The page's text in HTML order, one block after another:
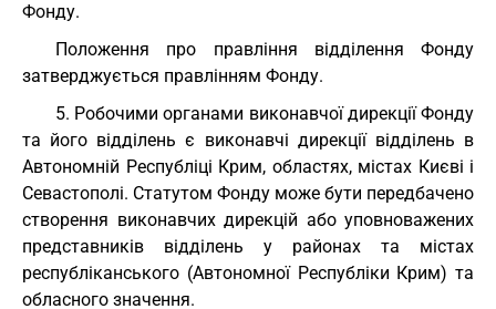
Фонду.
Положення про правління відділення Фонду
затверджується правлінням Фонду.
5. Робочими органами виконавчої дирекції Фонду
та його відділень є виконавчі дирекції відділень в
Автономній Республіці Крим, областях, містах Києві і
Севастополі. Статутом Фонду може бути передбачено
створення виконавчих дирекцій або уповноважених
представників відділень у районах та містах
республіканського (Автономної Республіки Крим) та
обласного значення.